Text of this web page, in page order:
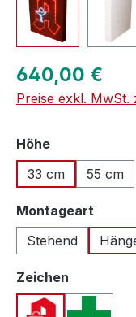
Regulärer Preis:
640,00 €
Preise exkl. MwSt.
Höheauswählen
33 cm
55 cm
Montageart
Stehend
Zeichen